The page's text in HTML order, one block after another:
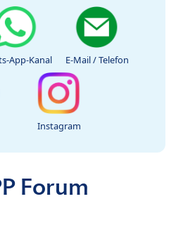
App-Kanal E-Mail / Telefon
Instagram
Forum